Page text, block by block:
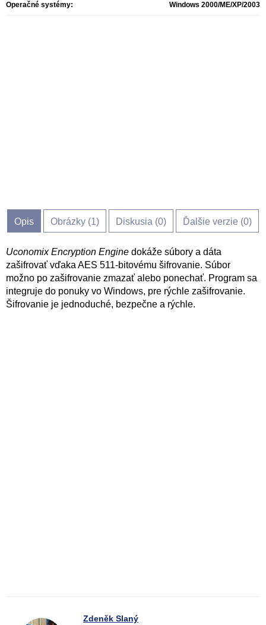
Operačné systémy: Windows 2000/ME/XP/2003
Opis Obrázky (1) Diskusia (0) Ďalšie verzie (0)
Uconomix Encryption Engine dokáže súbory a dáta
zašifrovať vďaka AES 511-bitovému šifrovanie. Súbor
možno po zašifrovanie zmazať alebo ponechať. Program sa
integruje do ponuky vo Windows, pre rýchle zašifrovanie.
Šifrovanie je jednoduché, bezpečne a rýchle.
Zdeněk Slaný